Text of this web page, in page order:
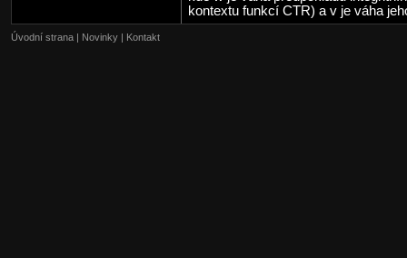
kontextu funkcí CTR) a v je váha
Úvodní strana | Novinky | Kontakt